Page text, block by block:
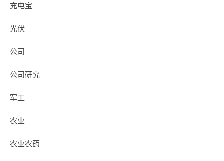
充电宝
光伏
公司
公司研究
军工
农业
农业农药